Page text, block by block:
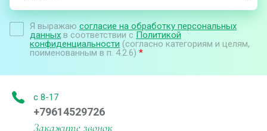
Я выражаю согласие на обработку персональных
данных в соответствии с Политикой
конфиденциальности (согласно категориям и целям,
поименованным в п. 4.2.6) *
с 8-17
+79614529726
Закажите звонок